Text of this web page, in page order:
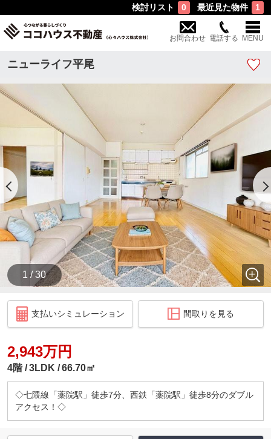
検討リスト 0 最近見た物件 1
お問合わせ 電話する MENU
ニューライフ平尾
1 / 30
支払いシミュレーション 間取りを見る
2,943万円
4階 3LDK 66.70㎡
◇七隈線「薬院駅」徒歩7分、西鉄「薬院駅」徒歩8分のダブル
アクセス！◇